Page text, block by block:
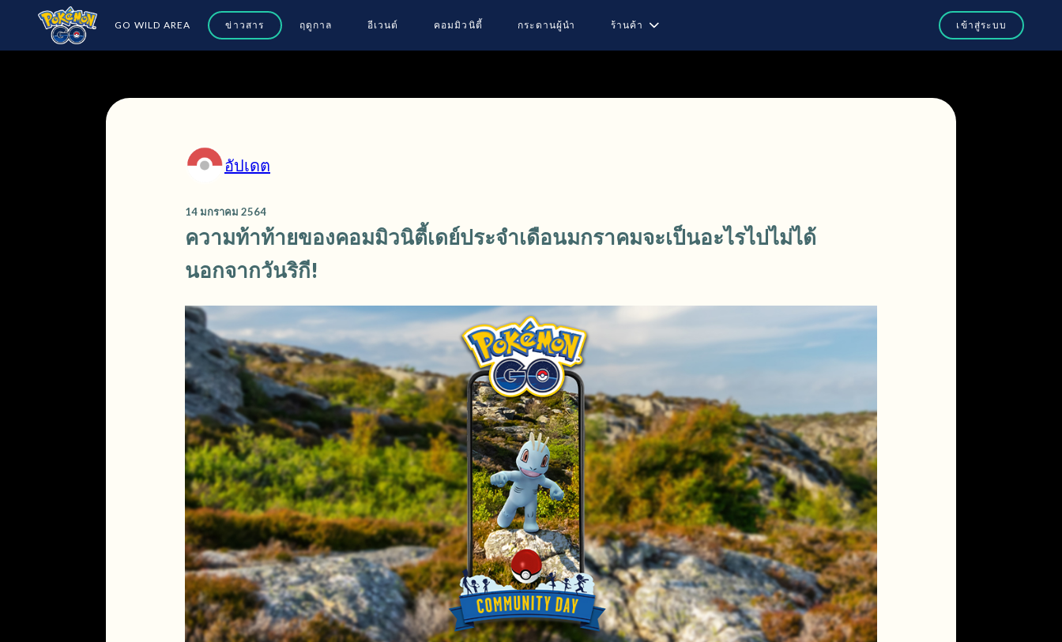
GO WILD AREA ข่าวสาร ฤดูกาล อีเวนต์ คอมมิวนิตี้ กระดานผู้นำ ร้านค้า
อัปเดต
14 มกราคม 2564
ความท้าท้ายของคอมมิวนิตี้เดย์ประจำเดือนมกราคมจะเป็นอะไรไปไม่ได้
นอกจากวันริกี!